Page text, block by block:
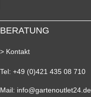
BERATUNG
> Kontakt
Tel: +49 (0)421 435 08 710
Mail: info@gartenoutlet24.de